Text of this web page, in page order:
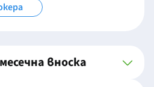
вноска